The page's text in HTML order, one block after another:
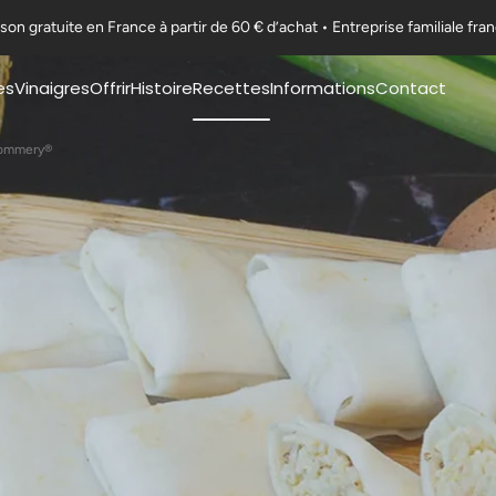
gratuite en France à partir de 60 € d’achat • Entreprise familiale
VinaigresOffrir
Art de la table & Livres
Histoire
L'appellation Vinaigre
Nos ambitions
Recettes
Nos recettes en vidéo
Informations
Exportations
Certifications
Nous rejoindre
Guides & Conseils
Contact